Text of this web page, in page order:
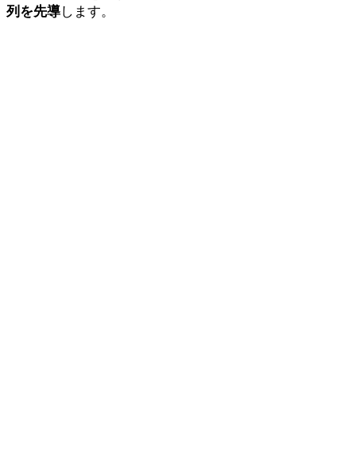
列を先導します。